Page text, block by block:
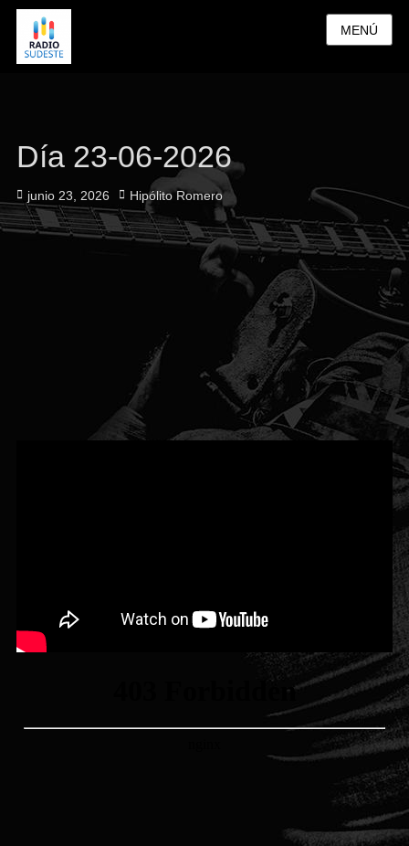
MENÚ
Día 23-06-2026
Publicado
el
junio 23, 2026 Autor
Hipólito Romero